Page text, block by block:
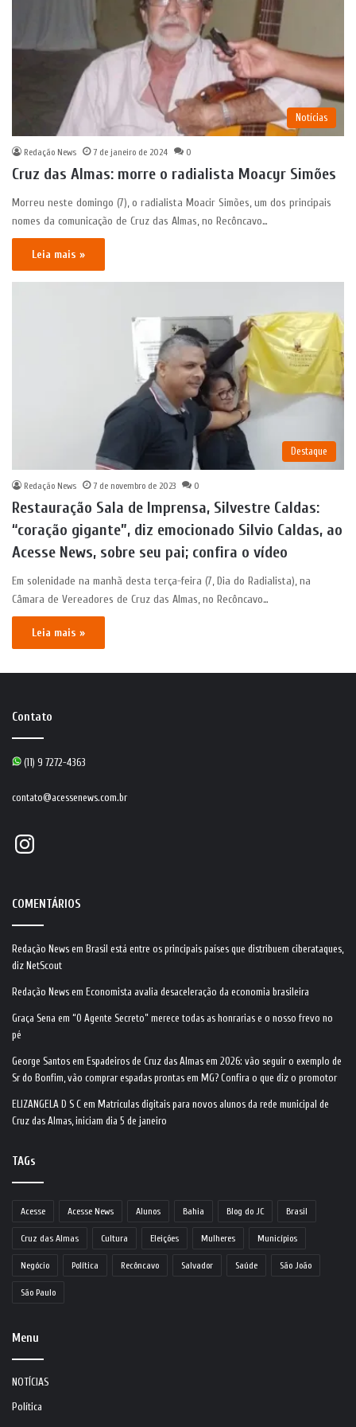
Notícias
Redação News 7 de janeiro de 2024 0
Cruz das Almas: morre o radialista Moacyr Simões
Morreu neste domingo (7), o radialista Moacir Simões, um dos principais
nomes da comunicação de Cruz das Almas, no Recôncavo…
Leia mais »
Destaque
Redação News 7 de novembro de 2023 0
Restauração Sala de Imprensa, Silvestre Caldas:
“coração gigante”, diz emocionado Silvio Caldas, ao
Acesse News, sobre seu pai; confira o vídeo
Em solenidade na manhã desta terça-feira (7, Dia do Radialista), na
Câmara de Vereadores de Cruz das Almas, no Recôncavo…
Leia mais »
Contato
(11) 9 7272-4363
contato@acessenews.com.br
Instagram
COMENTÁRIOS
Redação News em Brasil está entre os principais países que distribuem ciberataques,
diz NetScout
Redação News em Economista avalia desaceleração da economia brasileira
Graça Sena em “O Agente Secreto” merece todas as honrarias e o nosso frevo no
pé
George Santos em Espadeiros de Cruz das Almas em 2026: vão seguir o exemplo de
Sr do Bonfim, vão comprar espadas prontas em MG? Confira o que diz o promotor
ELIZANGELA D S C em Matrículas digitais para novos alunos da rede municipal de
Cruz das Almas, iniciam dia 5 de janeiro
TAGs
Acesse Acesse News Alunos Bahia Blog do JC Brasil
Cruz das Almas Cultura Eleições Mulheres Municípios
Negócio Política Recôncavo Salvador Saúde São João
São Paulo
Menu
NOTÍCIAS
Política